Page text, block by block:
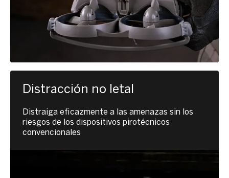
Distracción no letal
Distraiga eficazmente a las amenazas sin los
riesgos de los dispositivos pirotécnicos
convencionales